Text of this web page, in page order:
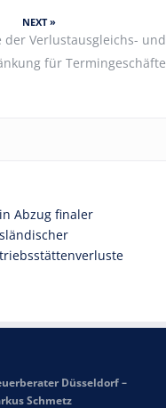
NEXT »
der Verlustausgleichs- und
für Termingeschäfte
Abzug finaler
Düsseldorf –
Schmetz